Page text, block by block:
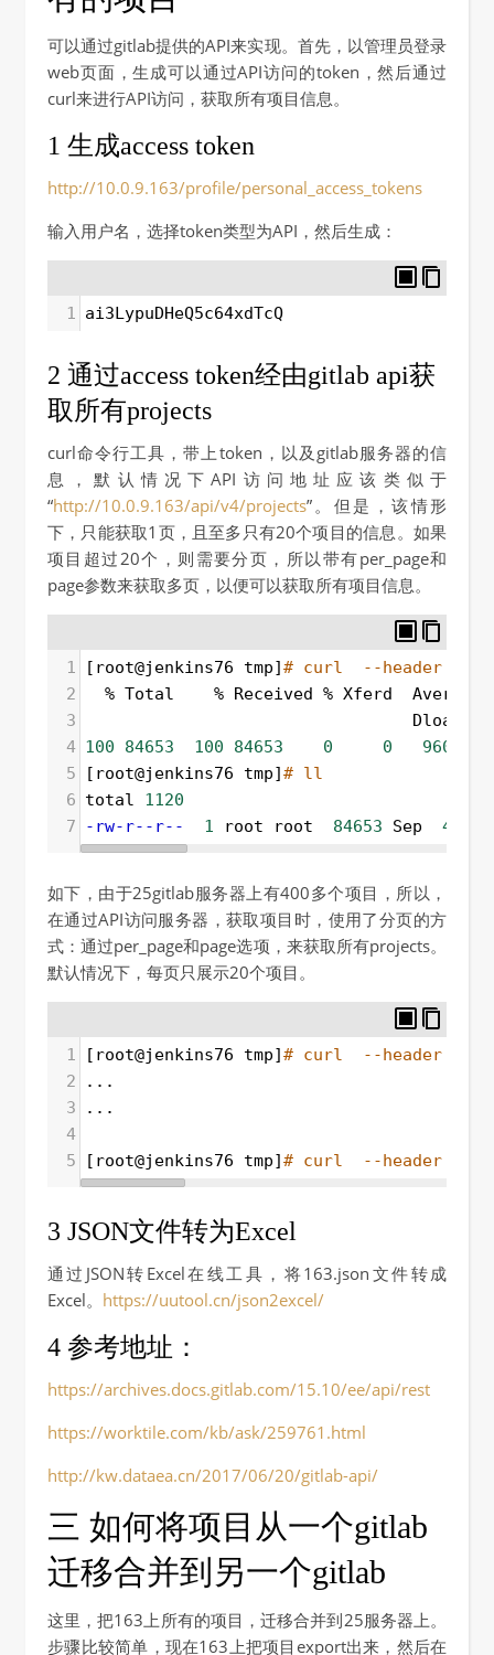
可以通过gitlab提供的API来实现。首先，以管理员登录
web页面，生成可以通过API访问的token，然后通过
curl来进行API访问，获取所有项目信息。
1 生成access token
http://10.0.9.163/profile/personal_access_tokens
输入用户名，选择token类型为API，然后生成：
1 ai3LypuDHeQ5c64xdTcQ
2 通过access token经由gitlab api获
取所有projects
curl命令行工具，带上token，以及gitlab服务器的信
息，默认情况下API访问地址应该类似于
“http://10.0.9.163/api/v4/projects”。但是，该情形
下，只能获取1页，且至多只有20个项目的信息。如果
项目超过20个，则需要分页，所以带有per_page和
page参数来获取多页，以便可以获取所有项目信息。
1 [root@jenkins76 tmp]# curl  --header
2
% Total    % Received % Xferd
3
Dload
4 100 84653 100 84653 0 0
9605
5
[root@jenkins76 tmp]# ll
6 total 1120
7
-rw-r--r-- 1 root root 84653 Sep 4
如下，由于25gitlab服务器上有400多个项目，所以，
在通过API访问服务器，获取项目时，使用了分页的方
式：通过per_page和page选项，来获取所有projects。
默认情况下，每页只展示20个项目。
1 [root@jenkins76 tmp]# curl  --header
2
...
3
...
4
5
[root@jenkins76 tmp]# curl  --header
3 JSON文件转为Excel
通过JSON转Excel在线工具，将163.json文件转成
Excel。 https://uutool.cn/json2excel/
4 参考地址：
https://archives.docs.gitlab.com/15.10/ee/api/rest
https://worktile.com/kb/ask/259761.html
http://kw.dataea.cn/2017/06/20/gitlab-api/
三 如何将项目从一个gitlab
迁移合并到另一个gitlab
这里，把163上所有的项目，迁移合并到25服务器上。
步骤比较简单，现在163上把项目export出来，然后在